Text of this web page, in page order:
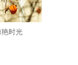
艳时光